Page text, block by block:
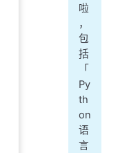
啦
，
包
括
「
Py
th
on
语
言